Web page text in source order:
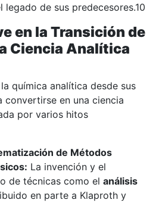
de sus predecesores.10
en la Transición de
Ciencia Analítica
química analítica desde sus
convertirse en una ciencia
por varios hitos
de Métodos
La invención y el
de técnicas como el análisis
en parte a Klaproth y